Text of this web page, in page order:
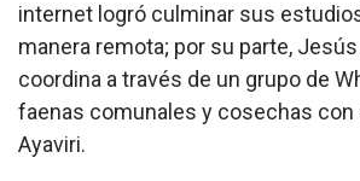
internet logró culminar sus
manera remota; por su parte,
coordina a través de un grupo de
faenas comunales y cosechas
Ayaviri.